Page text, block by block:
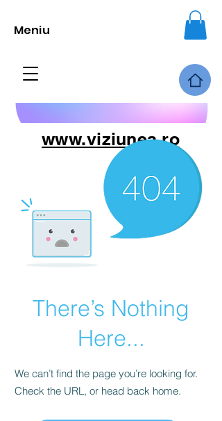
Meniu
www.viziunea.ro
There’s Nothing
Here...
We can’t find the page you’re looking for.
Check the URL, or head back home.